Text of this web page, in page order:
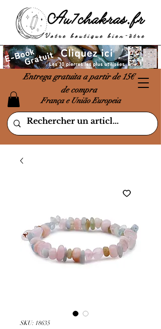
Entrega gratuita a partir de 15€
de compra
França e União Europeia
SKU: 18635